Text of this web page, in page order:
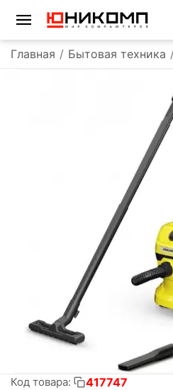
Главная / Бытовая техника /
Код товара: 417747